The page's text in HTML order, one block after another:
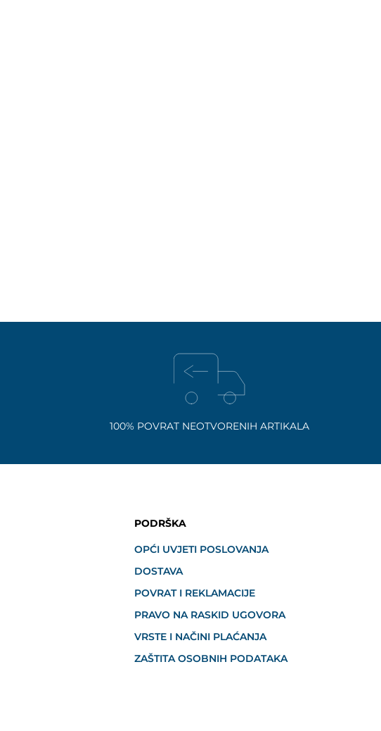
100% POVRAT NEOTVORENIH ARTIKALA
PODRŠKA
OPĆI UVJETI POSLOVANJA
DOSTAVA
POVRAT I REKLAMACIJE
PRAVO NA RASKID UGOVORA
VRSTE I NAČINI PLAĆANJA
ZAŠTITA OSOBNIH PODATAKA